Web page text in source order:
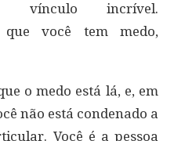
vínculo incrível.
que você tem medo,
o medo está lá, e, em
não está condenado a
Você é a pessoa